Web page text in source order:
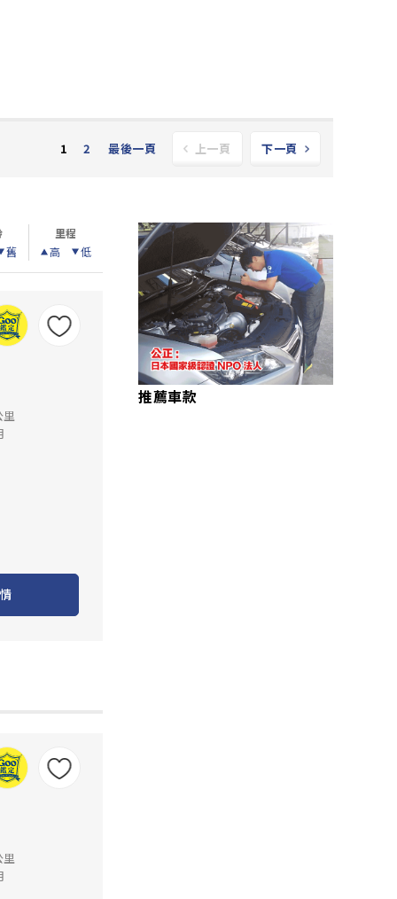
1 2 最後一頁 上一頁 下一頁
舊
里程
高
低
推薦車款